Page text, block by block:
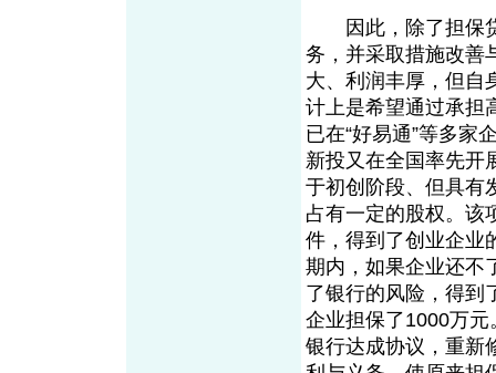
因此，除了担保贷
务，并采取措施改善
大、利润丰厚，但自
计上是希望通过承担
已在“好易通”等多家
新投又在全国率先开
于初创阶段、但具有
占有一定的股权。该
件，得到了创业企业
期内，如果企业还不
了银行的风险，得到
企业担保了1000万
银行达成协议，重新